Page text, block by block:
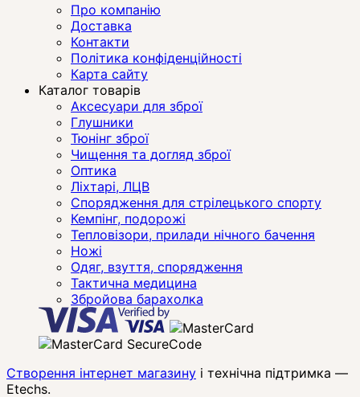
Про компанію
Доставка
Контакти
Політика конфіденційності
Карта сайту
Каталог товарів
Аксесуари для зброї
Глушники
Тюнінг зброї
Чищення та догляд зброї
Оптика
Ліхтарі, ЛЦВ
Спорядження для стрілецького спорту
Кемпінг, подорожі
Тепловізори, прилади нічного бачення
Ножі
Одяг, взуття, спорядження
Тактична медицина
Збройова барахолка
Створення інтернет магазину і технічна підтримка —
Etechs.